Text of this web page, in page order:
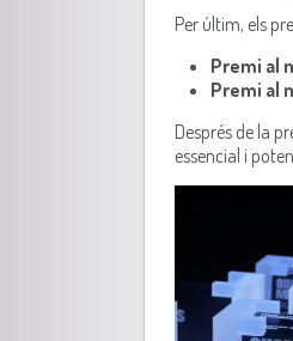
Per últim, els
Premi al
Premi al
Després de la
essencial i